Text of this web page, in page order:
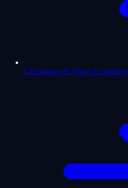
Calculadora de Signo Ascendente